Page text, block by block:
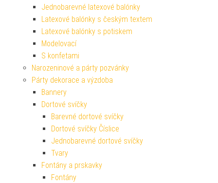
Jednobarevné latexové balónky
Latexové balónky s českým textem
Latexové balónky s potiskem
Modelovací
S konfetami
Narozeninové a párty pozvánky
Párty dekorace a výzdoba
Bannery
Dortové svíčky
Barevné dortové svíčky
Dortové svíčky Číslice
Jednobarevné dortové svíčky
Tvary
Fontány a prskavky
Fontány